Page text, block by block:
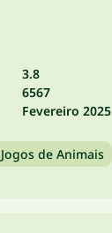
3.8
6567
Fevereiro 2025
Jogos de Animais